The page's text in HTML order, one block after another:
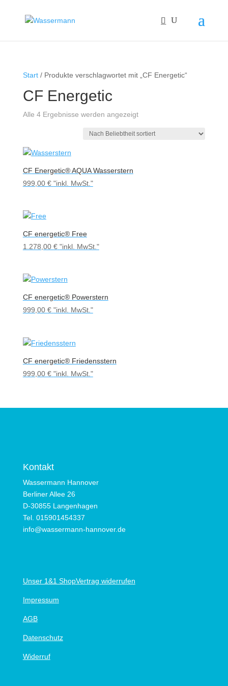
Start/ Produkte verschlagwortet mit „CF Energetic“
CF Energetic
Alle 4 Ergebnisse werden angezeigtNach
sortiert
CF Energetic® AQUA Wasserstern
999,00 € "inkl. MwSt."
CF energetic® Free
1.278,00 € "inkl. MwSt."
CF energetic® Powerstern
999,00 € "inkl. MwSt."
CF energetic® Friedensstern
999,00 € "inkl. MwSt."
Kontakt
Wassermann Hannover
Berliner Allee 26
D-30855 Langenhagen
Tel. 015901454337
info@wassermann-hannover.de
Unser 1&1 Shop
Impressum
AGB
Datenschutz
Widerruf
Vertrag widerrufen